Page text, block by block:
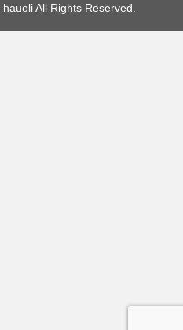
All Rights Reserved.